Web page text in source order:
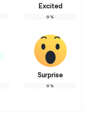
Excited
0%
Surprise
0%